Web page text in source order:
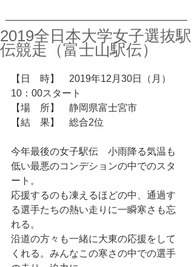
2019全日本大学女子選抜駅
伝競走（富士山駅伝）
【日　時】　2019年12月30日（月）
10：00スタート
【場　所】　静岡県富士宮市
【結　果】　総合2位
今年最後の女子駅伝　小雨降る気温も
低い最悪のコンデションの中でのスタ
ート。
応援するのも凍えるほどの中、通過す
る選手たちの熱い走りに一瞬寒さも忘
れる。
沿道の方々も一緒に大東の応援をして
くれる。みんなこの寒さの中での選手